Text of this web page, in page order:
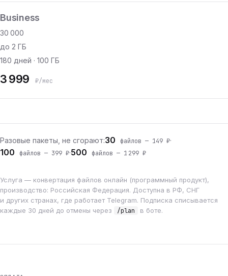
Business
30 000
до 2 ГБ
180 дней · 100 ГБ
3 999 ₽/мес
Разовые пакеты, не сгорают:30 файлов — 149 ₽·
100 файлов — 399 ₽·500 файлов — 1 299 ₽
Услуга — конвертация файлов онлайн (программный продукт),
производство: Российская Федерация. Доступна в РФ, СНГ
и других странах, где работает Telegram. Подписка списывается
каждые 30 дней до отмены через
/plan в боте.